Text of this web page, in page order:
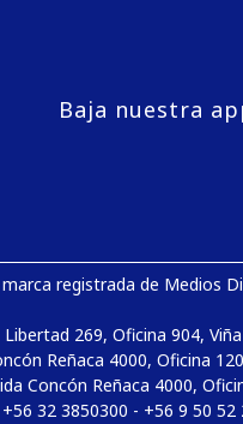
Baja nuestra
registrada de Medios
Libertad 269, Oficina 904,
Reñaca 4000, Oficina
Concón Reñaca 4000,
32 3850300 - +56 9 50 52